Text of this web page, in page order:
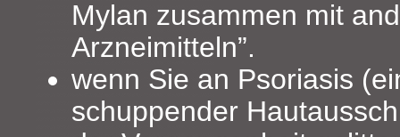
Mylan zusammen mit
Arzneimitteln”.
wenn Sie an Psoriasis
schuppender